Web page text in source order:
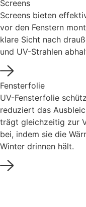
Screens
Screens bieten
vor den Fenstern
klare Sicht nach
und UV-Strahlen
Fensterfolie
UV-Fensterfolie
reduziert das
trägt gleichzeitig zur
bei, indem sie die
Winter drinnen hält.